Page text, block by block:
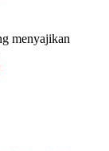
menyajikan